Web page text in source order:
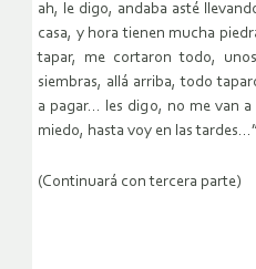
ah, le digo, andaba asté
casa, y hora tienen mucha
tapar, me cortaron todo,
siembras, allá arriba, todo
a pagar… les digo, no me van
miedo, hasta voy en las tardes…”
(Continuará con tercera parte)